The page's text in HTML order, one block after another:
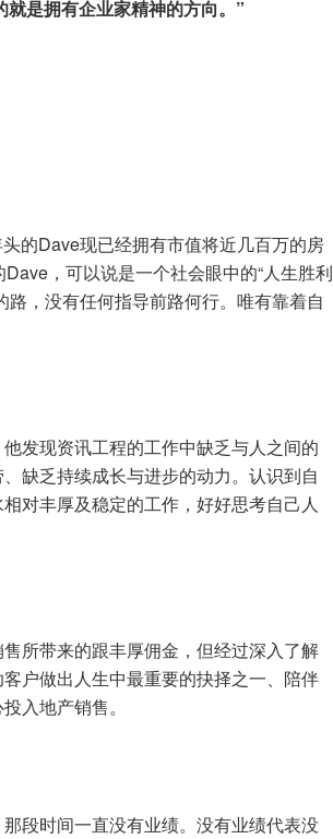
就是拥有企业家精神的方向。”
的Dave现已经拥有市值将近几百万的房
，可以说是一个社会眼中的“人生胜利
，没有任何指导前路何行。唯有靠着自
发现资讯工程的工作中缺乏与人之间的
缺乏持续成长与进步的动力。认识到自
对丰厚及稳定的工作，好好思考自己人
所带来的跟丰厚佣金，但经过深入了解
户做出人生中最重要的抉择之一、陪伴
入地产销售。
段时间一直没有业绩。没有业绩代表没